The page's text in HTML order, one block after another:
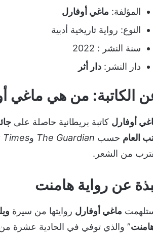
المؤلفة: ماغي أوفارل
النوع: رواية تاريخية أدبية
سنة النشر : 2022
دار النشر: دار أثر
الكاتبة: من هي ماغي
أوفارل كاتبة بريطانية حاصلة على
العام حسب The Guardian وTimes
من الشعر.
عن رواية هامنت
ماغي أوفارل روايتها من سيرة
” والذي توفي في الحادية عشرة